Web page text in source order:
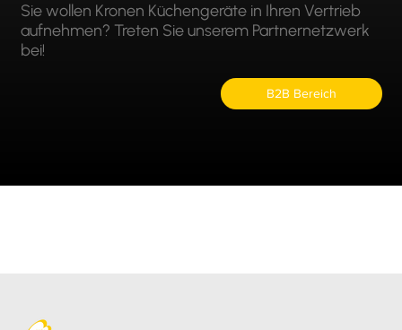
Sie wollen Kronen Küchengeräte in Ihren Vertrieb
aufnehmen? Treten Sie unserem Partnernetzwerk
bei!
B2B Bereich